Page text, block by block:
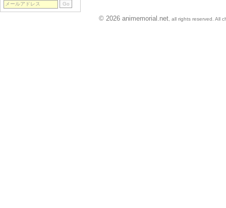
© 2026 animemorial.net , all rights reserved. All